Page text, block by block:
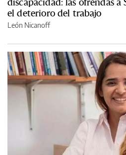
el deterioro del trabajo
León Nicanoff